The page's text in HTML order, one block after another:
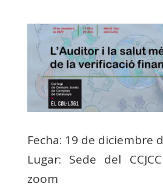
Fecha: 19 de diciembre
Lugar: Sede del
zoom